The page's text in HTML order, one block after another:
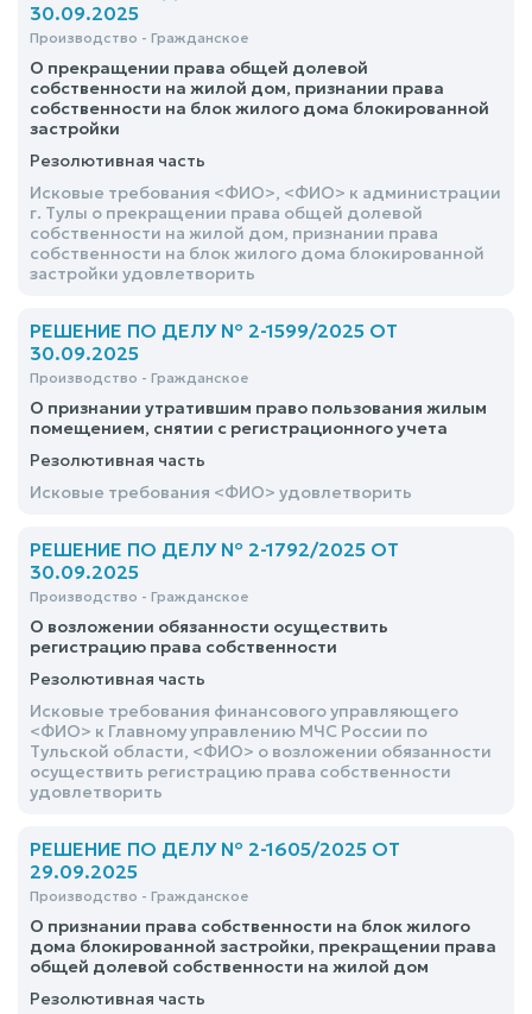
30.09.2025
Производство - Гражданское
О прекращении права общей долевой
собственности на жилой дом, признании права
собственности на блок жилого дома блокированной
застройки
Резолютивная часть
Исковые требования <ФИО>, <ФИО> к администрации
г. Тулы о прекращении права общей долевой
собственности на жилой дом, признании права
собственности на блок жилого дома блокированной
застройки удовлетворить
РЕШЕНИЕ ПО ДЕЛУ № 2-1599/2025 ОТ
30.09.2025
Производство - Гражданское
О признании утратившим право пользования жилым
помещением, снятии с регистрационного учета
Резолютивная часть
Исковые требования <ФИО> удовлетворить
РЕШЕНИЕ ПО ДЕЛУ № 2-1792/2025 ОТ
30.09.2025
Производство - Гражданское
О возложении обязанности осуществить
регистрацию права собственности
Резолютивная часть
Исковые требования финансового управляющего
<ФИО> к Главному управлению МЧС России по
Тульской области, <ФИО> о возложении обязанности
осуществить регистрацию права собственности
удовлетворить
РЕШЕНИЕ ПО ДЕЛУ № 2-1605/2025 ОТ
29.09.2025
Производство - Гражданское
О признании права собственности на блок жилого
дома блокированной застройки, прекращении права
общей долевой собственности на жилой дом
Резолютивная часть